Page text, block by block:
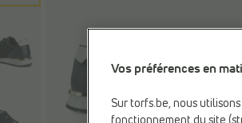
Vos préférences en
Sur torfs.be, nous
fonctionnement du site